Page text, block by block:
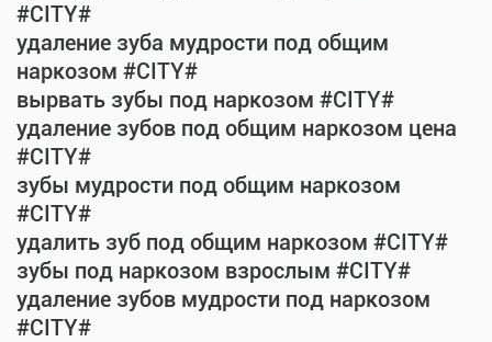
#CITY#
удаление зуба мудрости под общим
наркозом #CITY#
вырвать зубы под наркозом #CITY#
удаление зубов под общим наркозом цена
#CITY#
зубы мудрости под общим наркозом
#CITY#
удалить зуб под общим наркозом #CITY#
зубы под наркозом взрослым #CITY#
удаление зубов мудрости под наркозом
#CITY#